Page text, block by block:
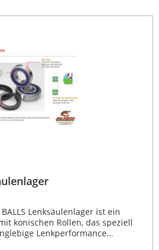
Lagerkit ist ideal für Fahrer, die
zuverlässig vor Schmutz
1x Unteres Lenkkopflager Kit 25-1623
Lenksäulenlager ist ein
konischen Rollen, das speziell
Lenkperformance